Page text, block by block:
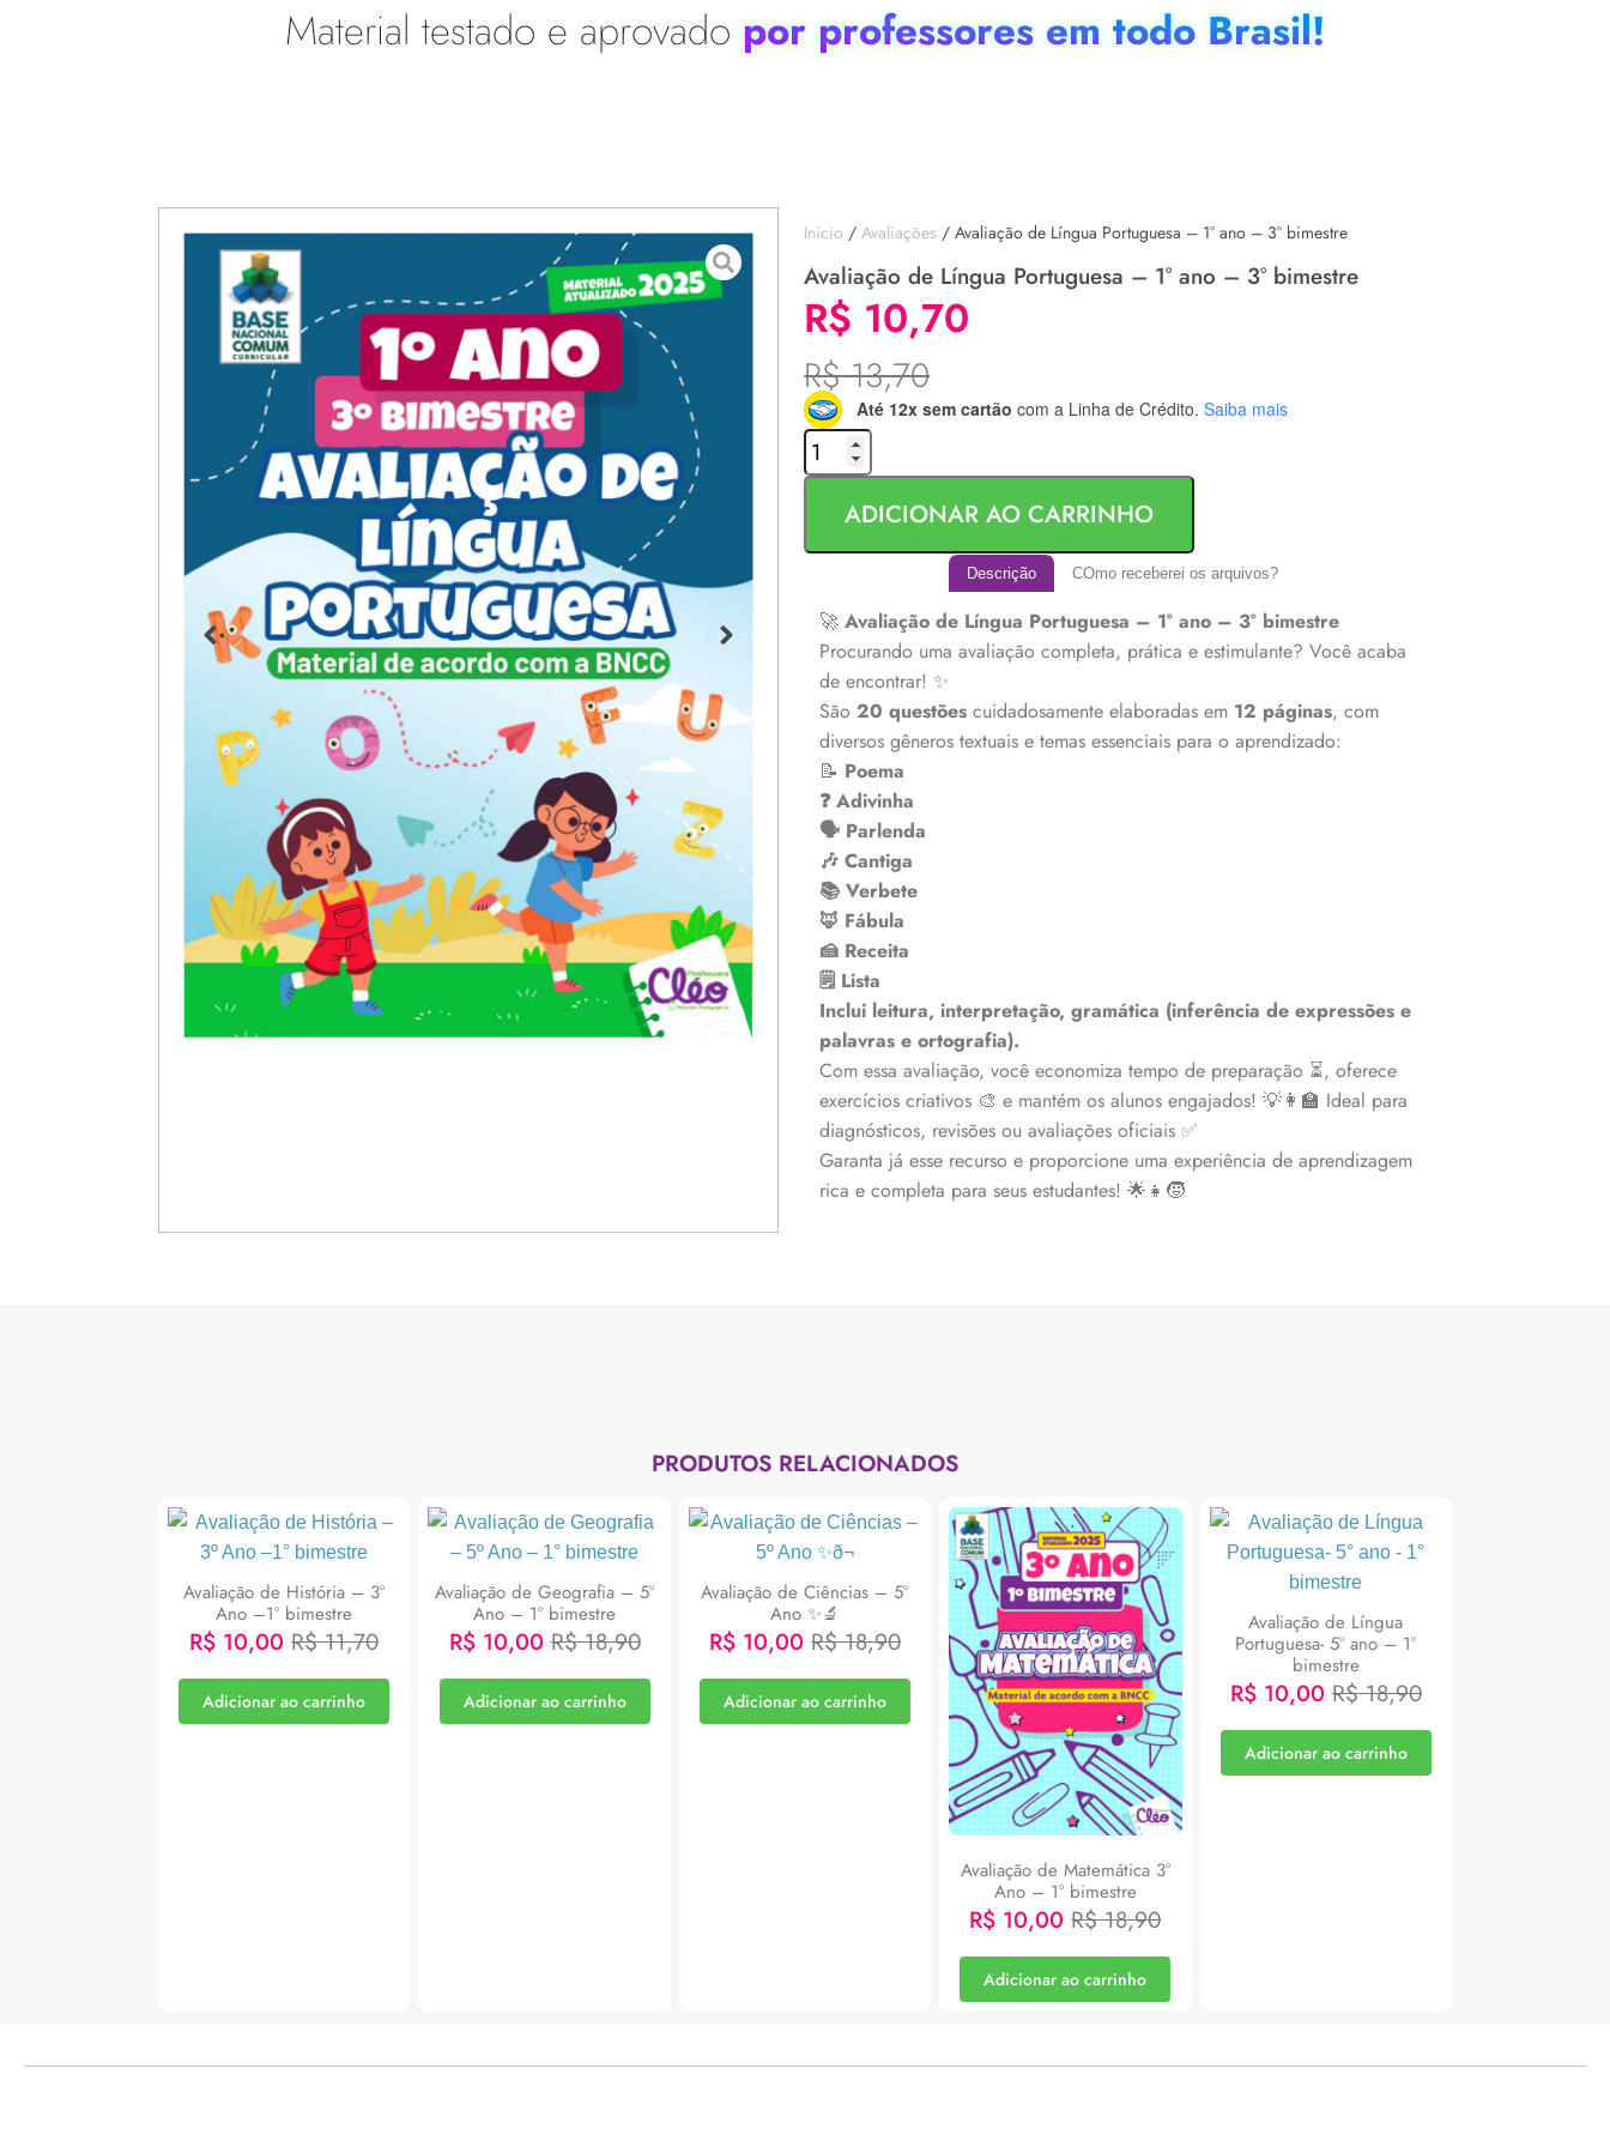
Material testado e aprovado em sala de aula.
por professores em todo Brasil!
Início /Avaliações / Avaliação de Língua Portuguesa – 1° ano – 3° bimestre
Avaliação de Língua Portuguesa – 1° ano – 3° bimestre
R$ 10,70
R$13,70
Até 12x sem cartão com a Linha de Crédito. Saiba mais
ADICIONAR AO CARRINHO
Descrição COmo receberei os arquivos?
🚀Avaliação de Língua Portuguesa – 1° ano – 3° bimestre
Procurando uma avaliação completa, prática e estimulante? Você acaba
de encontrar! ✨
São20 questões cuidadosamente elaboradas em 12 páginas, com
diversos gêneros textuais e temas essenciais para o aprendizado:
📝 Poema
❓ Adivinha
🗣️ Parlenda
🎶 Cantiga
📚 Verbete
🦊 Fábula
🍰 Receita
🗒️ Lista
Inclui leitura, interpretação, gramática (inferência de expressões e
palavras e ortografia).
Com essa avaliação, você economiza tempo de preparação ⏳, oferece
exercícios criativos 🎨 e mantém os alunos engajados! 💡👩‍🏫 Ideal para
diagnósticos, revisões ou avaliações oficiais ✅
Garanta já esse recurso e proporcione uma experiência de aprendizagem
rica e completa para seus estudantes! 🌟👧🧒
PRODUTOS RELACIONADOS
Avaliação de História – 3º
Ano –1° bimestre
R$ 10,00 R$11,70
Adicionar ao carrinho
Avaliação de Geografia – 5º
Ano – 1° bimestre
R$10,00 R$18,90
Adicionar ao carrinho
Avaliação de Ciências – 5º
Ano ✨🔬
R$10,00 R$18,90
Adicionar ao carrinho
Avaliação de Matemática 3º
Ano – 1° bimestre
R$ 10,00 R$18,90
Adicionar ao carrinho
Avaliação de Língua
Portuguesa- 5° ano – 1°
bimestre
R$10,00 R$18,90
Adicionar ao carrinho